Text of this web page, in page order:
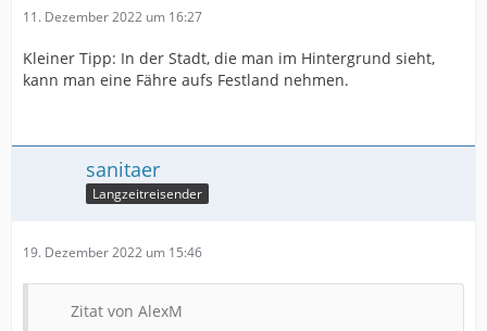
11. Dezember 2022 um 16:27
Kleiner Tipp: In der Stadt, die man im Hintergrund sieht,
kann man eine Fähre aufs Festland nehmen.
sanitaer
Langzeitreisender
19. Dezember 2022 um 15:46
Zitat von AlexM